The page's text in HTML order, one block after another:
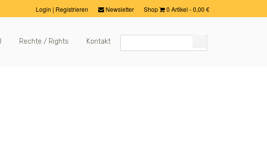
Shop 0 Artikel -0,00 €
Newsletter
Login | Registrieren
Rechte / Rights Kontakt